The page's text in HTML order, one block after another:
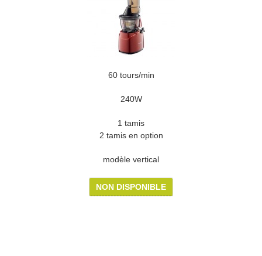
60 tours/min
240W
1 tamis
2 tamis en option
modèle vertical
NON DISPONIBLE